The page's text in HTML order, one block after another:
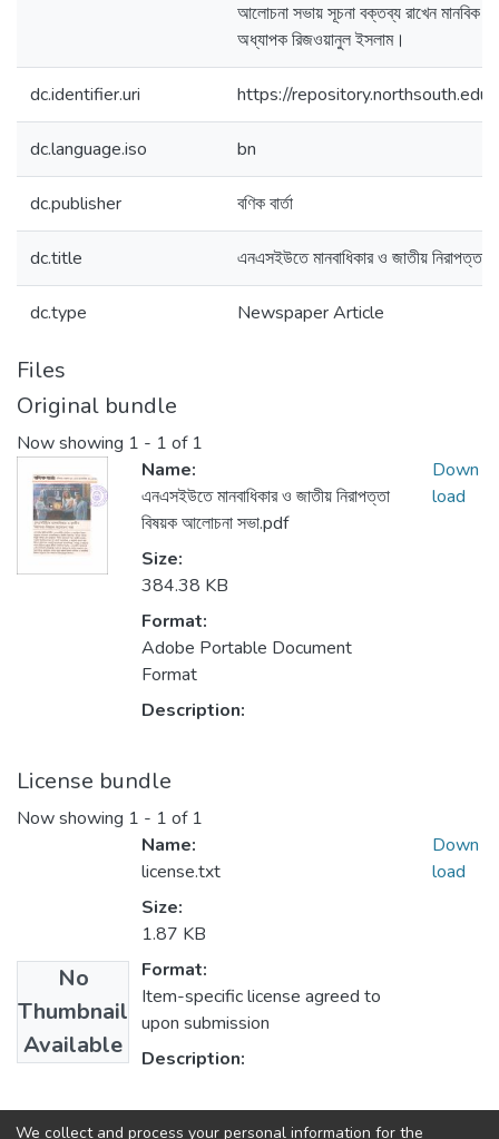
আলোচনা সভায় সূচনা বক্তব্য রাখেন মানবিক ও
অধ্যাপক রিজওয়ানুল ইসলাম।
dc.identifier.uri https://
dc.language.iso bn
dc.publisher বণিক বার্তা
dc.title এনএসইউতে মানবাধিকার ও জাতীয় নিরাপত্তা
dc.type Newspaper Article
Files
Original bundle
Now showing 1 - 1 of 1
Name:
এনএসইউতে মানবাধিকার ও জাতীয় নিরাপত্তা
বিষয়ক আলোচনা সভা.pdf
Size:
384.38 KB
Format:
Adobe Portable Document
Format
Description:
Down
load
License bundle
Now showing 1 - 1 of 1
No
Thumbnail
Available
Name:
license.txt
Size:
1.87 KB
Format:
Item-specific license agreed to
upon submission
Description:
Down
load
Collections
We collect and process your personal information for the